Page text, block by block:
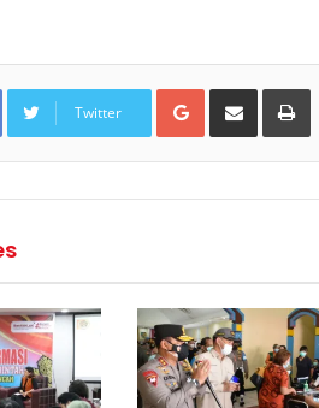
Twitter
Google+Share via Email